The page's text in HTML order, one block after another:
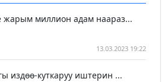
миллион адам наараз...
13.03.2023 19:22
издөө-куткаруу иштерин ...